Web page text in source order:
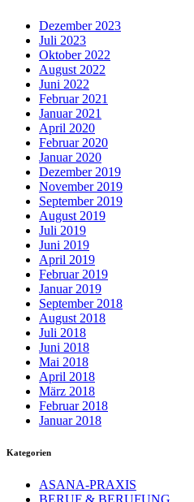
Dezember 2023
Juli 2023
Oktober 2022
August 2022
Juni 2022
Februar 2021
Januar 2021
April 2020
Februar 2020
Januar 2020
Dezember 2019
November 2019
September 2019
August 2019
Juli 2019
Juni 2019
April 2019
Februar 2019
Januar 2019
September 2018
August 2018
Juli 2018
Juni 2018
Mai 2018
April 2018
März 2018
Februar 2018
Januar 2018
Kategorien
ASANA-PRAXIS